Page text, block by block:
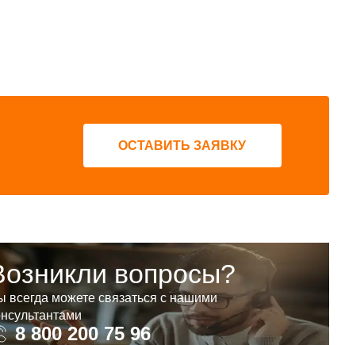
ОСТАВИТЬ ЗАЯВКУ
вопросы?
всегда можете связаться с нашими
8 800 200 75 96 8 800 200 75 96